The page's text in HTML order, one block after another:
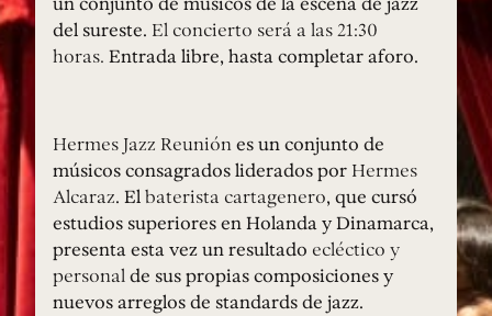
del sureste. El concierto será a las 21:30
horas. Entrada libre, hasta completar aforo.
Hermes Jazz Reuniónes un conjunto de
músicos consagrados liderados por Hermes
Alcaraz. Elbaterista cartagenero, que cursó
estudios superiores en Holanda y Dinamarca,
presenta esta vez un resultado ecléctico y
personalde sus propias composiciones y
nuevos arreglos de standards de jazz.